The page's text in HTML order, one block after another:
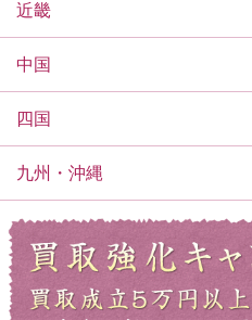
近畿
中国
四国
九州・沖縄